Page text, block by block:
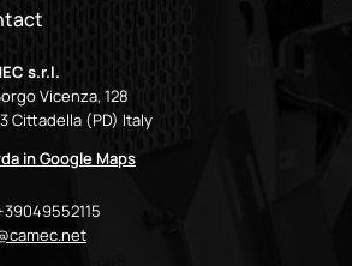
s.r.l.
Vicenza, 128
Cittadella (PD) Italy
in Google Maps